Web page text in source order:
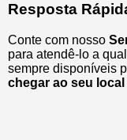
Resposta
Conte com nosso
para atendê-lo a
sempre disponíveis
chegar ao seu